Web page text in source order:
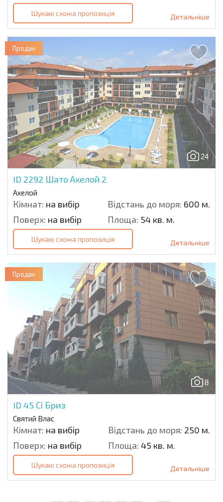
Шукаю схожа пропозиція Детальніше
24
ID 2292 Шато Ахелой 2
Ахелой
Кімнат: на вибір Відстань до моря: 600 м.
Поверх: на вибір Площа: 54 кв. м.
Продан
Шукаю схожа пропозиція Детальніше
8
ID 45 Сі Бриз
Святий Влас
Кімнат: на вибір Відстань до моря: 250 м.
Поверх: на вибір Площа: 45 кв. м.
Продан
Шукаю схожа пропозиція Детальніше